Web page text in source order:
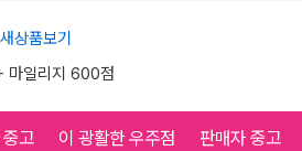
새상품보기
마일리지 600점
고 이 광활한 우주점 판매자 중고